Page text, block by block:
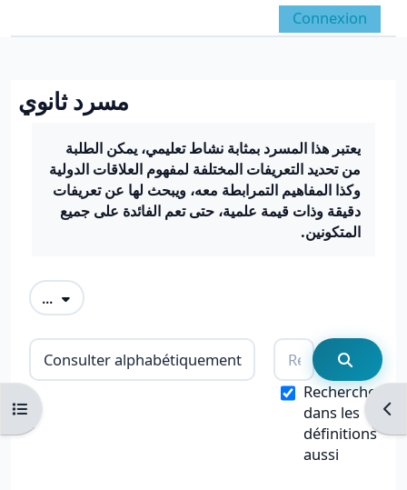
Panneau latéral
Activer/désactiver la
Connexion
Ouvrir l’index du cours
مسرد ثانوي
يعتبر هذا المسرد بمثابة نشاط تعليمي، يمكن الطلبة
من تحديد التعريفات المختلفة لمفهوم العلاقات الدولية
وكذا المفاهيم التمرابطة معه، ويبحث لها عن تعريفات
دقيقة وذات قيمة علمية، حتى تعم الفائدة على جميع
المتكونين.
... Exporter des articles
Consulter le glossaire à l’aide de cet
Rechercher
Rechercher
dans les
définitions
aussi